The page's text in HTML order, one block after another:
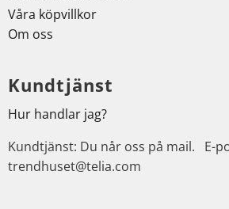
Våra köpvillkor
Om oss
Kundtjänst
Hur handlar jag?
Kundtjänst: Du når oss på mail. E-
trendhuset@telia.com